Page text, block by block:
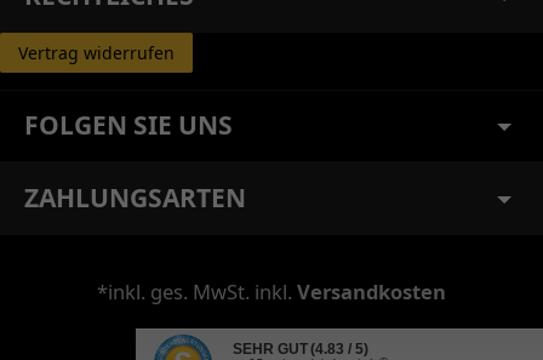
Vertrag widerrufen
FOLGEN SIE UNS
ZAHLUNGSARTEN
*inkl. ges. MwSt. inkl. Versandkosten
SEHR GUT(4.83 / 5)